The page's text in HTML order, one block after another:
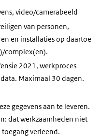
video/camerabeeld
van personen,
en installaties op daartoe
complex(en).
2021, werkproces
Maximaal 30 dagen.
gegevens aan te leveren.
dat werkzaamheden niet
verleend.